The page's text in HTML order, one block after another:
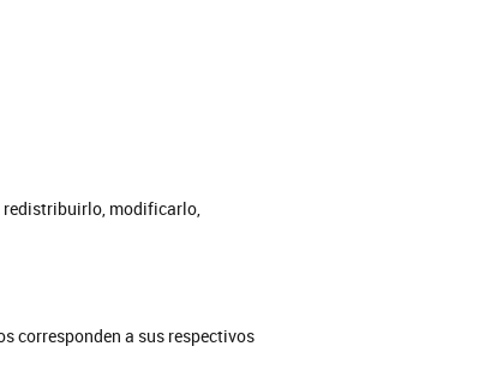
redistribuirlo, modificarlo,
corresponden a sus respectivos